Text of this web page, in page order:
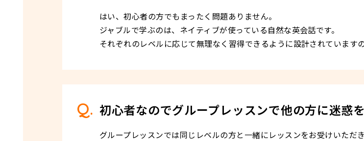
はい、初心者の方でもまったく問題ありません。
ジャブルで学ぶのは、ネイティブが使っている自然な英会話です。
それぞれのレベルに応じて無理なく習得できるように設計されています
初心者なのでグループレッスンで他の方に迷惑
グループレッスンでは同じレベルの方と一緒にレッスンをお受けいただ